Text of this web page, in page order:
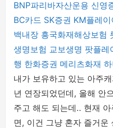
BNP파리바자산운용 신영
BC카드 SK증권 KM플레이
백내장 흥국화재해상보험
생명보험 교보생명 팟플레
행 한화증권 메리츠화재
내가 보유하고 있는 아주
년 연장되었던데, 올해 안
주고 해도 되는데.. 현재
면, 이건 그냥 혼자 즐거운